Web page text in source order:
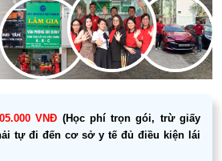
VNĐ (Học phí trọn gói, trừ giấy
tự đi đến cơ sở y tế đủ điều kiện lái